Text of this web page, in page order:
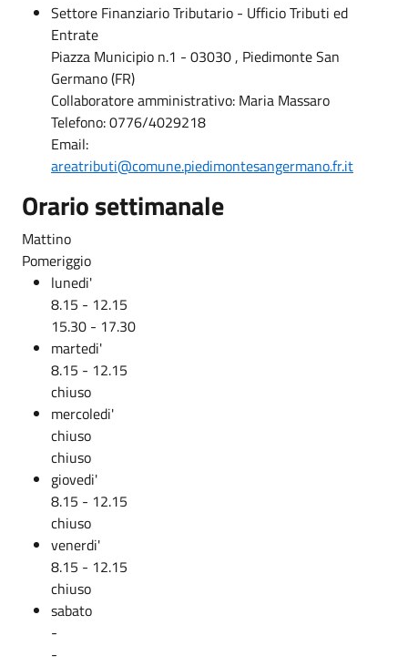
Settore Finanziario Tributario - Ufficio Tributi ed
Entrate
Piazza Municipio n.1 - 03030 , Piedimonte San
Germano (FR)
Collaboratore amministrativo: Maria Massaro
Telefono: 0776/4029218
Email:
areatributi@comune.piedimontesangermano.fr.it
Orario settimanale
Mattino
Pomeriggio
lunedi'
8.15 - 12.15
15.30 - 17.30
martedi'
8.15 - 12.15
chiuso
mercoledi'
chiuso
chiuso
giovedi'
8.15 - 12.15
chiuso
venerdi'
8.15 - 12.15
chiuso
sabato
-
-